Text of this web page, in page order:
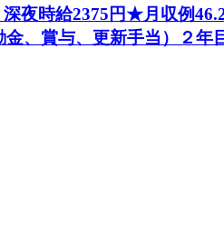
夜時給2375円★月収例
賞与、更新手当）２年